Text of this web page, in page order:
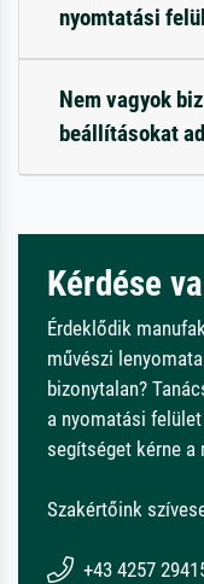
nyomtatási
Nem vagyok
beállításokat
Kérdése
Érdeklődik
művészi
bizonytalan?
a nyomatási
segítséget kérne a
Szakértőink
+43 4257